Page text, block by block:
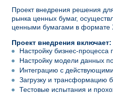
Проект внедрения решения
рынка ценных бумаг,
ценными бумагами в формате
Проект внедрения включает:
Настройку бизнес-процесса
Настройку модели данных
Интеграцию с
Загрузку и трансформацию
Тестовые испытания и